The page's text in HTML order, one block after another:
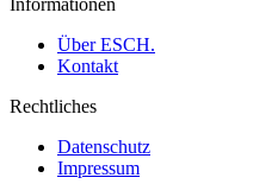
Informationen
Über ESCH.
Kontakt
Rechtliches
Datenschutz
Impressum